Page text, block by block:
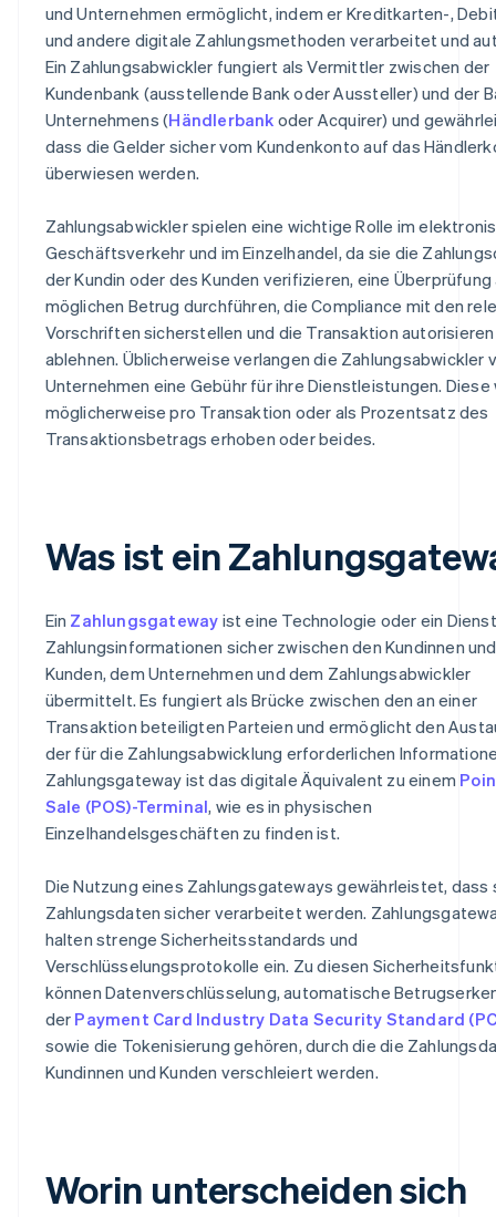
und Unternehmen ermöglicht, indem er Kreditkarten-,
und andere digitale Zahlungsmethoden verarbeitet und
Ein Zahlungsabwickler fungiert als Vermittler zwischen der
Kundenbank (ausstellende Bank oder Aussteller) und der
Unternehmens (Händlerbank oder Acquirer) und
dass die Gelder sicher vom Kundenkonto auf das
überwiesen werden.
Zahlungsabwickler spielen eine wichtige Rolle im
Geschäftsverkehr und im Einzelhandel, da sie die
der Kundin oder des Kunden verifizieren, eine Überprüfung
möglichen Betrug durchführen, die Compliance mit den
Vorschriften sicherstellen und die Transaktion
ablehnen. Üblicherweise verlangen die Zahlungsabwickler
Unternehmen eine Gebühr für ihre Dienstleistungen. Diese
möglicherweise pro Transaktion oder als Prozentsatz des
Transaktionsbetrags erhoben oder beides.
Was ist ein
Ein Zahlungsgateway ist eine Technologie oder ein
Zahlungsinformationen sicher zwischen den Kundinnen und
Kunden, dem Unternehmen und dem Zahlungsabwickler
übermittelt. Es fungiert als Brücke zwischen den an einer
Transaktion beteiligten Parteien und ermöglicht den
der für die Zahlungsabwicklung erforderlichen
Zahlungsgateway ist das digitale Äquivalent zu einem
Sale (POS)-Terminal, wie es in physischen
Einzelhandelsgeschäften zu finden ist.
Die Nutzung eines Zahlungsgateways gewährleistet, dass
Zahlungsdaten sicher verarbeitet werden.
halten strenge Sicherheitsstandards und
Verschlüsselungsprotokolle ein. Zu diesen
können Datenverschlüsselung, automatische
der Payment Card Industry Data Security Standard
sowie die Tokenisierung gehören, durch die die
Kundinnen und Kunden verschleiert werden.
Worin unterscheiden sich